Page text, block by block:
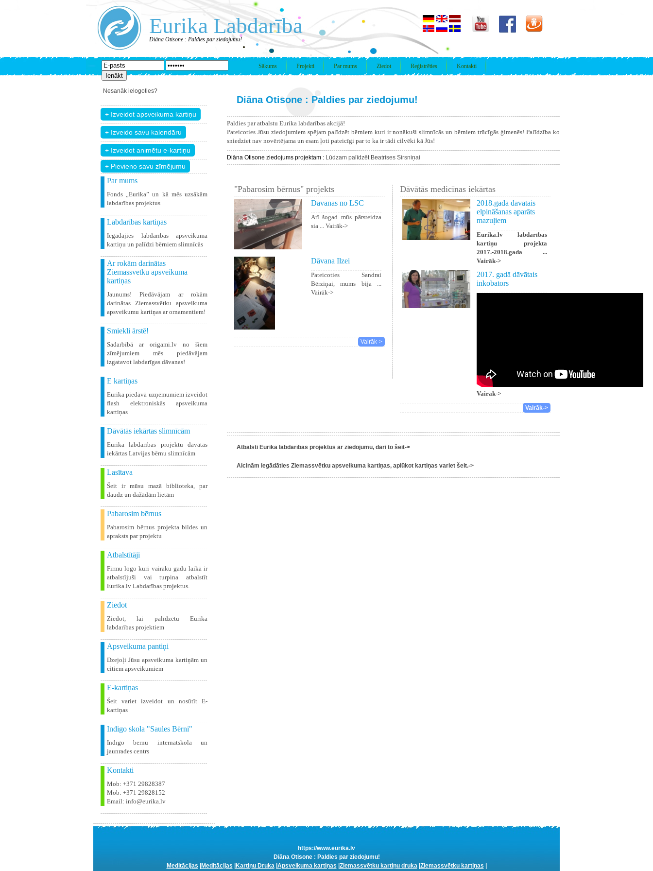
Eurika Labdarība
Diāna Otisone : Paldies par ziedojumu!
Sākums Projekti Par mums Ziedot Reģistrēties Kontakti
Nesanāk ielogoties?
+ Pievieno savu zīmējumu
Par mums
Fonds „Eurika” un kā mēs uzsākām
labdarības projektus
Labdarības kartiņas
Iegādājies labdarības apsveikuma
kartiņu un palīdzi bērniem slimnīcās
Ar rokām darinātas
Ziemassvētku apsveikuma
kartiņas
Jaunums! Piedāvājam ar rokām
darinātas Ziemassvētku apsveikuma
apsveikumu kartiņas ar ornamentiem!
Smiekli ārstē!
Sadarbībā ar origami.lv no šiem
zīmējumiem mēs piedāvājam
izgatavot labdarīgas dāvanas!
E kartiņas
Eurika piedāvā uzņēmumiem izveidot
flash elektroniskās apsveikuma
kartiņas
Dāvātās iekārtas slimnīcām
Eurika labdarības projektu dāvātās
iekārtas Latvijas bērnu slimnīcām
Lasītava
Šeit ir mūsu mazā biblioteka, par
daudz un dažādām lietām
Pabarosim bērnus
Pabarosim bērnus projekta bildes un
apraksts par projektu
Atbalstītāji
Firmu logo kuri vairāku gadu laikā ir
atbalstījuši vai turpina atbalstīt
Eurika.lv Labdarības projektus.
Ziedot
Ziedot, lai palīdzētu Eurika
labdarības projektiem
Apsveikuma pantiņi
Dzejoļi Jūsu apsveikuma kartiņām un
citiem apsveikumiem
E-kartiņas
Šeit variet izveidot un nosūtīt E-
kartiņas
Indigo skola "Saules Bērni"
Indīgo bērnu internātskola un
jaunrades centrs
Kontakti
Mob: +371 29828387
Mob: +371 29828152
Email: info@eurika.lv
Diāna Otisone : Paldies par ziedojumu!
Paldies par atbalstu Eurika labdarības akcijā!
Pateicoties Jūsu ziedojumiem spējam palīdzēt bērniem kuri ir nonākuši slimnīcās un bērniem trūcīgās ģimenēs! Palīdzība ko
sniedziet nav novērtējama un esam ļoti pateicīgi par to ka ir tādi cilvēki kā Jūs!
Diāna Otisone ziedojums projektam : Lūdzam palīdzēt Beatrises Sirsniņai
"Pabarosim bērnus" projekts
Dāvanas no LSC
Arī šogad mūs pārsteidza
sia ... Vairāk->
Dāvana Ilzei
Pateicoties Sandrai
Bērziņai, mums bija ...
Vairāk->
Vairāk->
Dāvātās medicīnas iekārtas
2018.gadā dāvātais
elpināšanas aparāts
mazuļiem
Eurika.lv labdarības
kartiņu projekta
2017.-2018.gada ...
Vairāk->
2017. gadā dāvātais
inkobators
Vairāk->
Vairāk->
Atbalsti Eurika labdarības projektus ar ziedojumu, dari to šeit->
Aicinām iegādāties Ziemassvētku apsveikuma kartiņas, aplūkot kartiņas variet šeit.->
https://www.eurika.lv
Diāna Otisone : Paldies par ziedojumu!
Meditācijas
Meditācijas Kartiņu Druka| Apsveikuma kartiņas Ziemassvētku kartiņu druka| Ziemassvētku kartiņas